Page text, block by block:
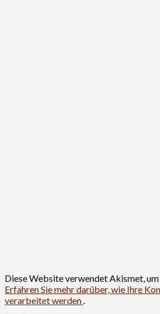
Diese Website verwendet Akismet, um
Erfahren Sie mehr darüber, wie Ihre
verarbeitet werden